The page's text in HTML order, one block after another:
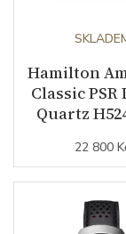
Barva číselníku
Indexy číselníku
Řemínek / Spona
Hamilton
Classic
Quartz
22 800